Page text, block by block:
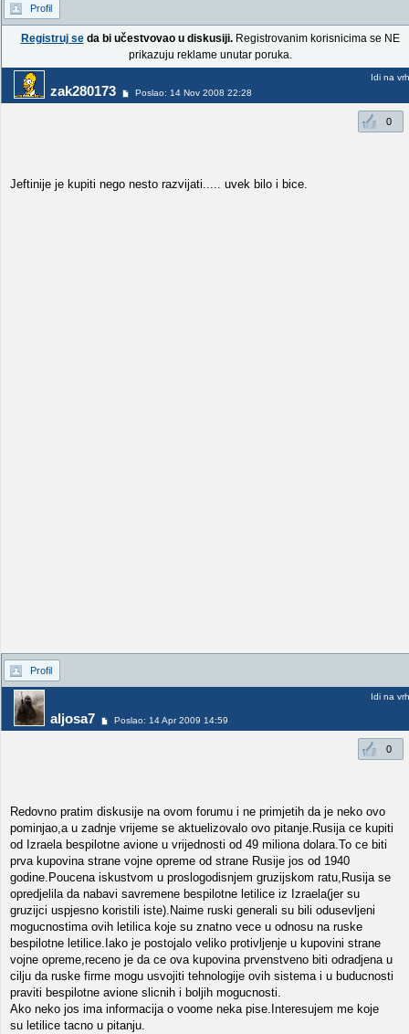
Profil
Registruj seda bi učestvovao u diskusiji.Registrovanim korisnicima se NE
prikazuju reklame unutar poruka.
zak280173 Poslao: 14 Nov 2008 22:28
Idi na vrh
0
Jeftinije je kupiti nego nesto razvijati..... uvek bilo i bice.
Profil
aljosa7 Poslao: 14 Apr 2009 14:59
Idi na vrh
0
Redovno pratim diskusije na ovom forumu i ne primjetih da je neko ovo
pominjao,a u zadnje vrijeme se aktuelizovalo ovo pitanje.Rusija ce kupiti
od Izraela bespilotne avione u vrijednosti od 49 miliona dolara.To ce biti
prva kupovina strane vojne opreme od strane Rusije jos od 1940
godine.Poucena iskustvom u proslogodisnjem gruzijskom ratu,Rusija se
opredjelila da nabavi savremene bespilotne letilice iz Izraela(jer su
gruzijci uspjesno koristili iste).Naime ruski generali su bili odusevljeni
mogucnostima ovih letilica koje su znatno vece u odnosu na ruske
bespilotne letilice.Iako je postojalo veliko protivljenje u kupovini strane
vojne opreme,receno je da ce ova kupovina prvenstveno biti odradjena u
cilju da ruske firme mogu usvojiti tehnologije ovih sistema i u buducnosti
praviti bespilotne avione slicnih i boljih mogucnosti.
Ako neko jos ima informacija o voome neka pise.Interesujem me koje
su letilice tacno u pitanju.